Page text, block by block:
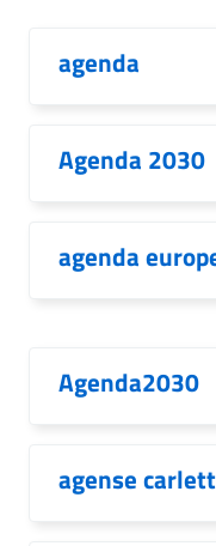
agenda
Agenda 2030
agenda
Agenda2030
agense